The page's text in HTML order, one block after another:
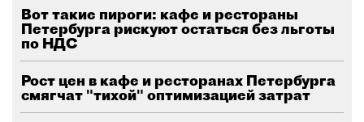
Вот такие пироги: кафе и рестораны
Петербурга рискуют остаться без льготы
по НДС
Рост цен в кафе и ресторанах Петербурга
смягчат "тихой" оптимизацией затрат